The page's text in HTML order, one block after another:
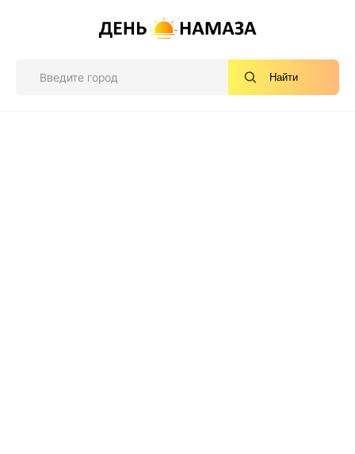
Найти